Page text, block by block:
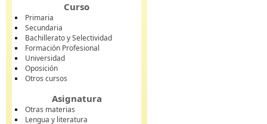
Curso
Primaria
Secundaria
Bachillerato y Selectividad
Formación Profesional
Universidad
Oposición
Otros cursos
Asignatura
Otras materias
Lengua y literatura